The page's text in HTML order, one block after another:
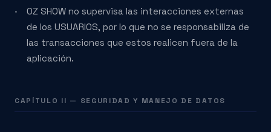
OZ SHOW no supervisa las interacciones externas
de los USUARIOS, por lo que no se responsabiliza de
las transacciones que estos realicen fuera de la
aplicación.
CAPÍTULO II — SEGURIDAD Y MANEJO DE DATOS